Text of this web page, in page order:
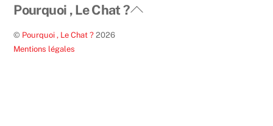
Back
Pourquoi , Le Chat ?
© Pourquoi , Le Chat ? 2026
Mentions légales